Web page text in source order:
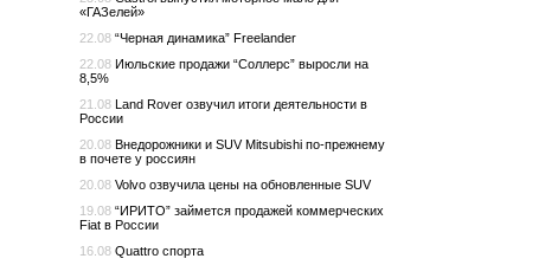
«ГАЗелей»
22.08 “Черная динамика” Freelander
22.08 Июльские продажи “Соллерс” выросли на
8,5%
21.08 Land Rover озвучил итоги деятельности в
России
20.08 Внедорожники и SUV Mitsubishi по-прежнему
в почете у россиян
20.08 Volvo озвучила цены на обновленные SUV
19.08 “ИРИТО” займется продажей коммерческих
Fiat в России
16.08 Quattro спорта